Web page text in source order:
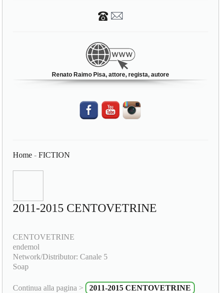
Renato Raimo Pisa, attore, regista, autore
Home -FICTION
2011-2015 CENTOVETRINE
CENTOVETRINE
endemol
Network/Distributor: Canale 5
Soap
Continua alla pagina > 2011-2015 CENTOVETRINE